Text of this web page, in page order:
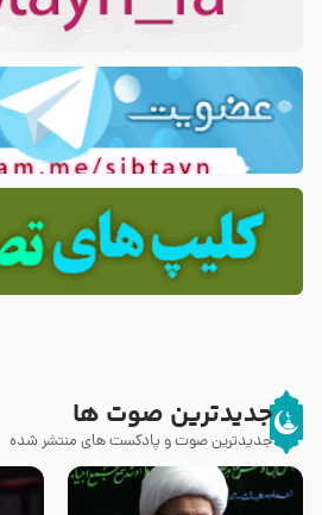
جدیدترین صوت ها
جدیدترین صوت و پادکست های منتشر شده